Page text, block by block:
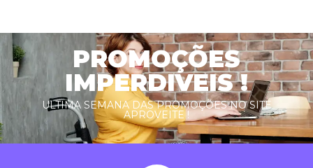
PROMOÇÕES
IMPERDIVEIS !
ULTIMA SEMANA DAS PROMOÇÕES NO SITE
APROVEITE !